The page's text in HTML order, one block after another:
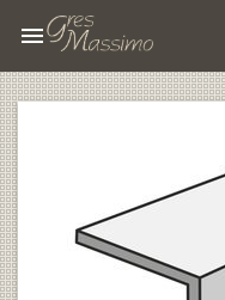
menu